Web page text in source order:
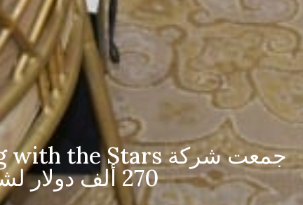
270 ألف دولار لشراء المنارة